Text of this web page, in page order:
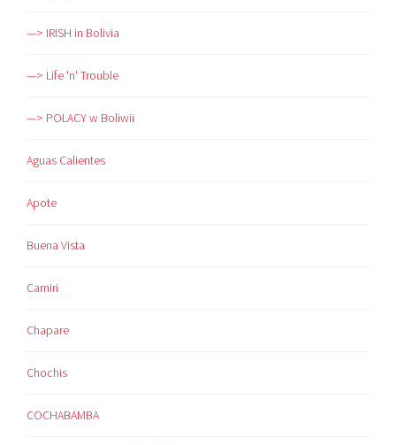
—> IRISH in Bolivia
—> Life 'n' Trouble
—> POLACY w Boliwii
Aguas Calientes
Apote
Buena Vista
Camiri
Chapare
Chochis
COCHABAMBA